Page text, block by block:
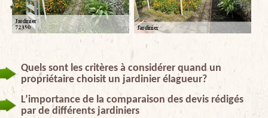
Quels sont les critères à considérer quand un
propriétaire choisit un jardinier élagueur?
L’importance de la comparaison des devis rédigés
par de différents jardiniers